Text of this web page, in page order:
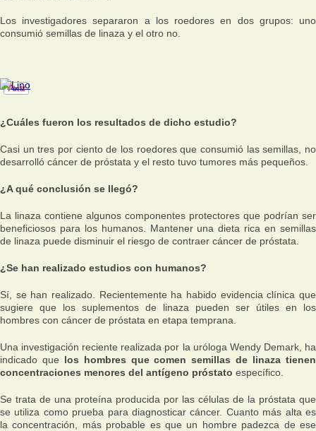
Los investigadores separaron a los roedores en dos grupos: uno
consumió semillas de linaza y el otro no.
¿Cuáles fueron los resultados de dicho estudio?
Casi un tres por ciento de los roedores que consumió las semillas, no
desarrolló cáncer de próstata y el resto tuvo tumores más pequeños.
¿A qué conclusión se llegó?
La linaza contiene algunos componentes protectores que podrían ser
beneficiosos para los humanos. Mantener una dieta rica en semillas
de linaza puede disminuir el riesgo de contraer cáncer de próstata.
¿Se han realizado estudios con humanos?
Sí, se han realizado. Recientemente ha habido evidencia clínica que
sugiere que los suplementos de linaza pueden ser útiles en los
hombres con cáncer de próstata en etapa temprana.
Una investigación reciente realizada por la uróloga Wendy Demark, ha
indicado que los hombres que comen semillas de linaza tienen
concentraciones menores del antígeno próstato específico.
Se trata de una proteína producida por las células de la próstata que
se utiliza como prueba para diagnosticar cáncer. Cuanto más alta es
la concentración, más probable es que un hombre padezca de ese